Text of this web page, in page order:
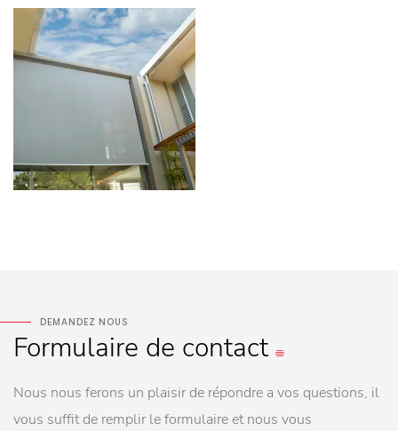
DEMANDEZ NOUS
Formulaire de contact
Nous nous ferons un plaisir de répondre a vos questions, il
vous suffit de remplir le formulaire et nous vous